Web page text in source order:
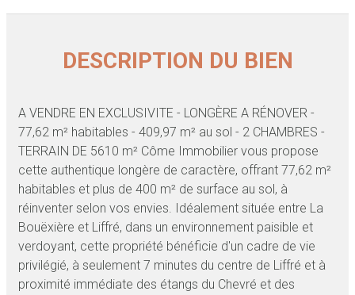
DESCRIPTION DU BIEN
A VENDRE EN EXCLUSIVITE - LONGÈRE A RÉNOVER -
77,62 m² habitables - 409,97 m² au sol - 2 CHAMBRES -
TERRAIN DE 5610 m² Côme Immobilier vous propose
cette authentique longère de caractère, offrant 77,62 m²
habitables et plus de 400 m² de surface au sol, à
réinventer selon vos envies. Idéalement située entre La
Bouëxière et Liffré, dans un environnement paisible et
verdoyant, cette propriété bénéficie d'un cadre de vie
privilégié, à seulement 7 minutes du centre de Liffré et à
proximité immédiate des étangs du Chevré et des